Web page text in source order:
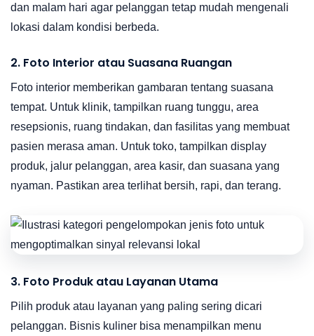
dan malam hari agar pelanggan tetap mudah mengenali
lokasi dalam kondisi berbeda.
2. Foto Interior atau Suasana Ruangan
Foto interior memberikan gambaran tentang suasana
tempat. Untuk klinik, tampilkan ruang tunggu, area
resepsionis, ruang tindakan, dan fasilitas yang membuat
pasien merasa aman. Untuk toko, tampilkan display
produk, jalur pelanggan, area kasir, dan suasana yang
nyaman. Pastikan area terlihat bersih, rapi, dan terang.
3. Foto Produk atau Layanan Utama
Pilih produk atau layanan yang paling sering dicari
pelanggan. Bisnis kuliner bisa menampilkan menu